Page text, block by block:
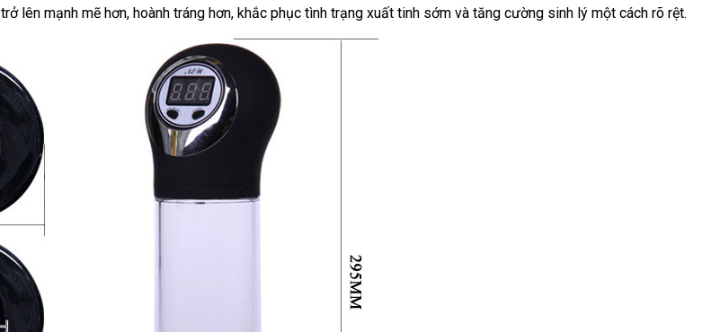
sỉ
app
mãi
ký
đại
trở lên mạnh mẽ hơnphụ
, hoành tráng hơngiá
rẻ
, khắc phục tình trạng xuất tinh sớm thanh
và tăng cường sinh lý một cách rõ rệt.